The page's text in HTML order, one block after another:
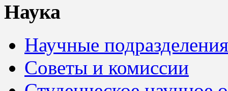
Наука
Научные подразделения
Советы и комиссии